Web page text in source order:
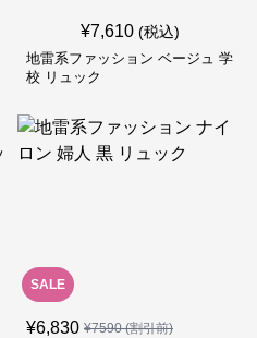
¥7,610 (税込)
地雷系ファッション ベージュ 学
校 リュック
SALE
¥6,830 ¥7590(割引前)